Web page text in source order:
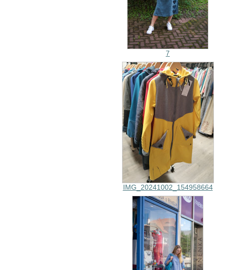
7
IMG_20241002_154958664